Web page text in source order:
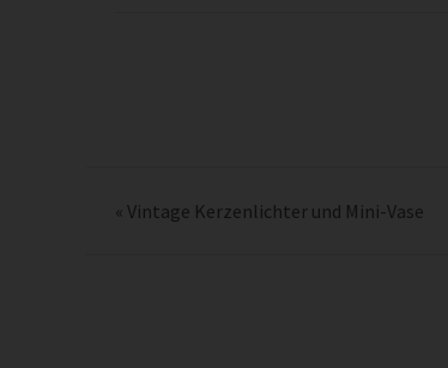
« Vintage Kerzenlichter und Mini-Vase